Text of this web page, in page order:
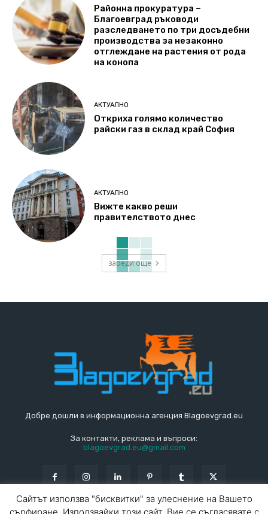
Районна прокуратура –
Благоевград ръководи
разследването по три досъдебни
производства за незаконно
отглеждане на растения от рода
на конопа
АКТУАЛНО
Откриха голямо количество
райски газ в склад край София
АКТУАЛНО
Вижте какво реши
правителството днес
зареди още
Добре дошли в информационна агенция Blagoevgrad.eu
За контакти, реклама и въпроси:
blagoevgrad.eu@gmail.com
Сайтът използва "бисквитки" за улеснение на Вашето